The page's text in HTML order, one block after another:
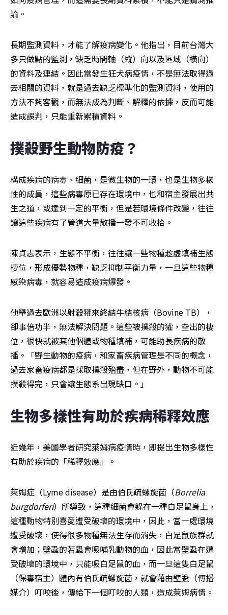
論。
長期監測資料，才能了解疫病變化。他指出，目前台灣大
多只做點的監測，缺乏時間軸（縱）向以及區域（橫向）
的資料及連結。因此當發生狂犬病疫情，不是無法取得過
去相關的資料，就是過去缺乏標準化的監測資料，使用的
方法不夠客觀，而無法成為判斷、解釋的依據，反而可能
造成誤判，只能重新累積資料。
撲殺野生動物防疫？
構成疾病的病毒、細菌，是微生物的一環，也是生物多樣
性的成員，這些病毒原已存在環境中，也和宿主發展出共
生之道，或達到一定的平衡，但是若環境條件改變，往往
讓這些疾病有了管道大量散播一發不可收拾。
陳貞志表示，生態不平衡，往往讓一些物種趁虛填補生態
棲位，形成優勢物種，缺乏抑制平衡力量，一旦這些物種
感染病毒，就容易造成疫病爆發。
他舉過去歐洲以射殺獾來終結牛結核病（Bovine TB），
卻事倍功半，無法解決問題。這些被撲殺的獾，空出的棲
位，很快就被其他個體或物種填補，可能助長疾病的散
播。「野生動物的疫病，和家畜疾病管理是不同的概念，
過去家畜疫病都是採取撲殺殆盡，但在野外，動物不可能
撲殺得完，只會讓生態系出現缺口。」
生物多樣性有助於疾病稀釋效應
近幾年，美國學者研究萊姆病疫情時，即提出生物多樣性
有助於疾病的「稀釋效應」。
萊姆症（Lyme disease）是由伯氏疏螺旋菌（Borrelia
burgdorferi）所導致，這種細菌會躲在一種白足鼠身上，
這種動物特別喜愛遭受破壞的環境中，因此，當一處環境
遭受破壞，使得很多物種無法生存而消失，白足鼠族群就
會增加；壁蝨的若蟲會吸哺乳動物的血，因此當壁蝨在遭
受破壞的環境中，只能吸白足鼠的血，而一旦這隻白足鼠
（保毒宿主）體內有伯氏疏螺旋菌，就會藉由壁蝨（傳播
媒介）叮咬後，傳給下一個叮咬的人類，造成萊姆病情。